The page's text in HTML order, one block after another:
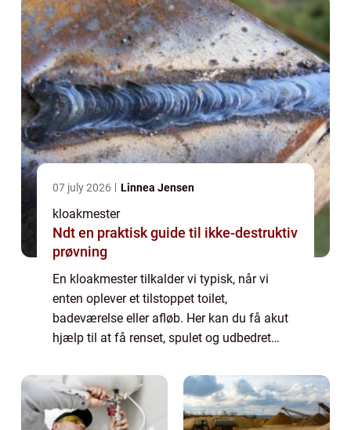
07 july 2026 Linnea Jensen
kloakmester
Ndt en praktisk guide til ikke-destruktiv
prøvning
En kloakmester tilkalder vi typisk, når vi
enten oplever et tilstoppet toilet,
badeværelse eller afløb. Her kan du få akut
hjælp til at få renset, spulet og udbedret